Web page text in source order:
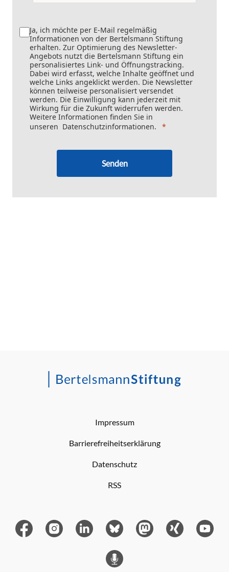
Ja, ich möchte per E-Mail regelmäßig
Informationen von der Bertelsmann Stiftung
erhalten. Zur Optimierung des Newsletter-
Angebots nutzt die Bertelsmann Stiftung ein
personalisiertes Link- und Öffnungstracking.
Dabei wird erfasst, welche Inhalte geöffnet und
welche Links angeklickt werden. Die Newsletter
können teilweise personalisiert versendet
werden. Die Einwilligung kann jederzeit mit
Wirkung für die Zukunft widerrufen werden.
Weitere Informationen finden Sie in
unseren Datenschutzinformationen.
Senden
Impressum
Barrierefreiheitserklärung
Datenschutz
RSS